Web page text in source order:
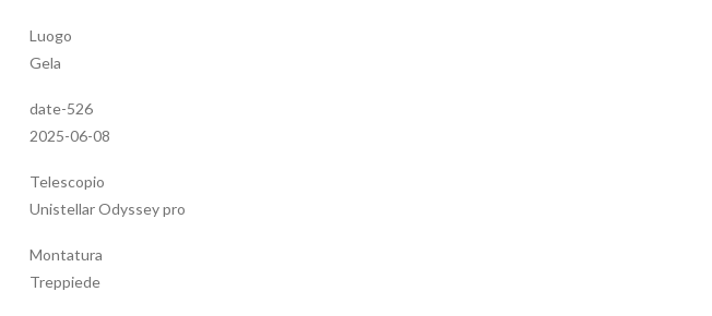
Luogo
Gela
date-526
2025-06-08
Telescopio
Unistellar Odyssey pro
Montatura
Treppiede